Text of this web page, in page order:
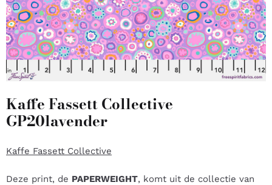
Kaffe Fassett Collective
GP20lavender
Kaffe Fassett Collective
Deze print, de PAPERWEIGHT, komt uit de collectie van